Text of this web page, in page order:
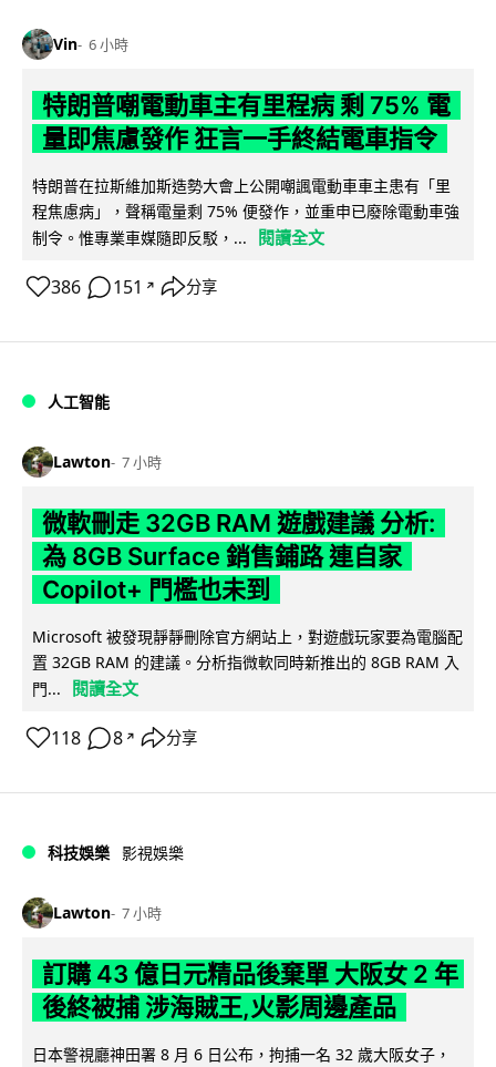
Vin 6 小時
特朗普嘲電動車主有里程病 剩 75% 電
量即焦慮發作 狂言一手終結電車指令
特朗普在拉斯維加斯造勢大會上公開嘲諷電動車車主患有「里
程焦慮病」，聲稱電量剩 75% 便發作，並重申已廢除電動車強
制令。惟專業車媒隨即反駁，...
閱讀全文
386 151 ↗ 分享
人工智能
Lawton 7 小時
微軟刪走 32GB RAM 遊戲建議 分析:
為 8GB Surface 銷售鋪路 連自家
Copilot+ 門檻也未到
Microsoft 被發現靜靜刪除官方網站上，對遊戲玩家要為電腦配
置 32GB RAM 的建議。分析指微軟同時新推出的 8GB RAM 入
門...
閱讀全文
118 8 ↗ 分享
科技娛樂 影視娛樂
Lawton 7 小時
訂購 43 億日元精品後棄單 大阪女 2 年
後終被捕 涉海賊王,火影周邊產品
日本警視廳神田署 8 月 6 日公布，拘捕一名 32 歲大阪女子，